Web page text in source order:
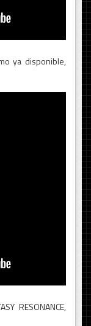
ya disponible,
RESONANCE,